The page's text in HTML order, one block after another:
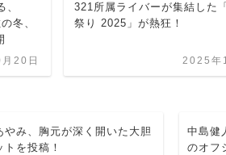
冬、
20日
321所属ライバーが集結した
祭り 2025」が熱狂！
2025年
やみ、胸元が深く開いた大胆
トを投稿！
中島健
のオフ